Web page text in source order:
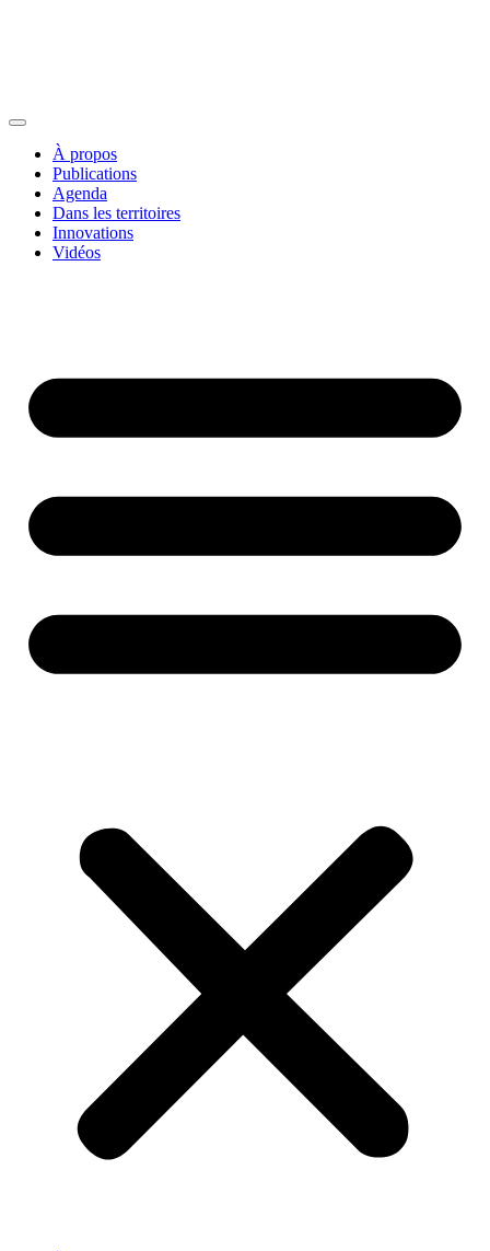
À propos
Publications
Agenda
Dans les territoires
Innovations
Vidéos